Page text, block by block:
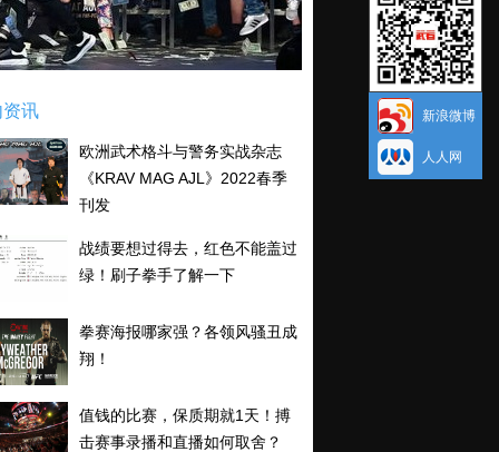
讯
欧洲武术格斗与警务实战杂志
《KRAV MAG AJL》2022春季
刊发
战绩要想过得去，红色不能盖过
绿！刷子拳手了解一下
拳赛海报哪家强？各领风骚丑成
翔！
值钱的比赛，保质期就1天！搏
击赛事录播和直播如何取舍？
新浪微博
人人网